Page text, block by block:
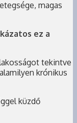
magas
ez a
tekintve
krónikus
küzdő